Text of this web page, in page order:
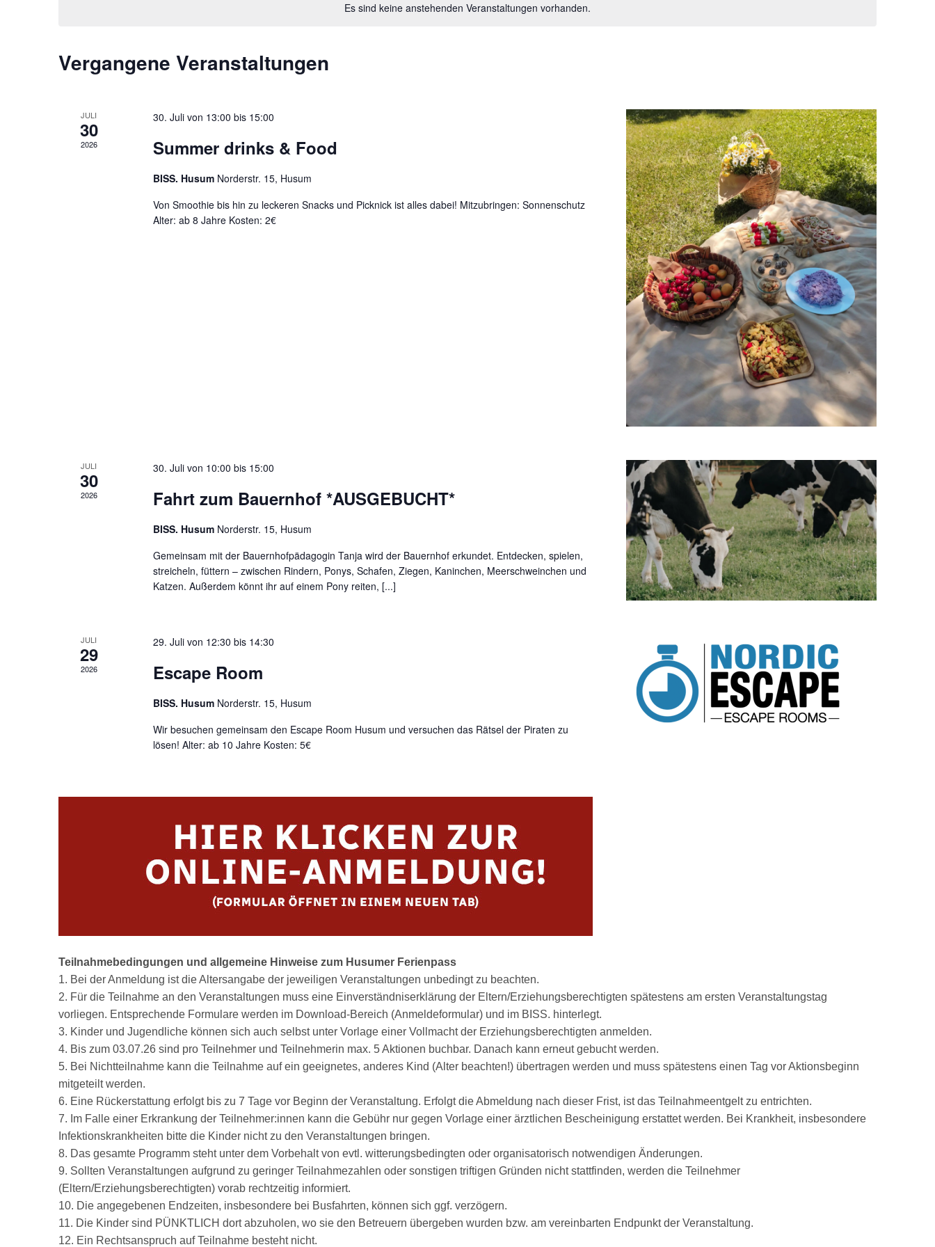
Es sind keine anstehenden Veranstaltungen vorhanden.
Vergangene Veranstaltungen
JULI
30
2026
30. Juli von 13:00 bis 15:00
Summer drinks & Food
BISS. Husum Norderstr. 15, Husum
Von Smoothie bis hin zu leckeren Snacks und Picknick ist alles dabei! Mitzubringen: Sonnenschutz
Alter: ab 8 Jahre Kosten: 2€
JULI
30
2026
30. Juli von 10:00 bis 15:00
Fahrt zum Bauernhof *AUSGEBUCHT*
BISS. Husum Norderstr. 15, Husum
Gemeinsam mit der Bauernhofpädagogin Tanja wird der Bauernhof erkundet. Entdecken, spielen,
streicheln, füttern – zwischen Rindern, Ponys, Schafen, Ziegen, Kaninchen, Meerschweinchen und
Katzen. Außerdem könnt ihr auf einem Pony reiten, [...]
JULI
29
2026
29. Juli von 12:30 bis 14:30
Escape Room
BISS. Husum Norderstr. 15, Husum
Wir besuchen gemeinsam den Escape Room Husum und versuchen das Rätsel der Piraten zu
lösen! Alter: ab 10 Jahre Kosten: 5€
Teilnahmebedingungen und allgemeine Hinweise zum Husumer Ferienpass
1. Bei der Anmeldung ist die Altersangabe der jeweiligen Veranstaltungen unbedingt zu beachten.
2. Für die Teilnahme an den Veranstaltungen muss eine Einverständniserklärung der Eltern/Erziehungsberechtigten spätestens am ersten Veranstaltungstag
vorliegen. Entsprechende Formulare werden im Download-Bereich (Anmeldeformular) und im BISS. hinterlegt.
3. Kinder und Jugendliche können sich auch selbst unter Vorlage einer Vollmacht der Erziehungsberechtigten anmelden.
4. Bis zum 03.07.26 sind pro Teilnehmer und Teilnehmerin max. 5 Aktionen buchbar. Danach kann erneut gebucht werden.
5. Bei Nichtteilnahme kann die Teilnahme auf ein geeignetes, anderes Kind (Alter beachten!) übertragen werden und muss spätestens einen Tag vor Aktionsbeginn
mitgeteilt werden.
6. Eine Rückerstattung erfolgt bis zu 7 Tage vor Beginn der Veranstaltung. Erfolgt die Abmeldung nach dieser Frist, ist das Teilnahmeentgelt zu entrichten.
7. Im Falle einer Erkrankung der Teilnehmer:innen kann die Gebühr nur gegen Vorlage einer ärztlichen Bescheinigung erstattet werden. Bei Krankheit, insbesondere
Infektionskrankheiten bitte die Kinder nicht zu den Veranstaltungen bringen.
8. Das gesamte Programm steht unter dem Vorbehalt von evtl. witterungsbedingten oder organisatorisch notwendigen Änderungen.
9. Sollten Veranstaltungen aufgrund zu geringer Teilnahmezahlen oder sonstigen triftigen Gründen nicht stattfinden, werden die Teilnehmer
(Eltern/Erziehungsberechtigten) vorab rechtzeitig informiert.
10. Die angegebenen Endzeiten, insbesondere bei Busfahrten, können sich ggf. verzögern.
11. Die Kinder sind PÜNKTLICH dort abzuholen, wo sie den Betreuern übergeben wurden bzw. am vereinbarten Endpunkt der Veranstaltung.
12. Ein Rechtsanspruch auf Teilnahme besteht nicht.